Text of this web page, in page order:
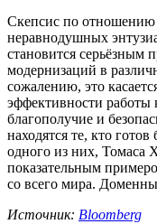
Скепсис по
неравнодушных
становится серьёзным
модернизаций в
сожалению, это
эффективности работы
благополучие и
находятся те, кто
одного из них, Томаса
показательным
со всего мира.
Источник: Bloomberg